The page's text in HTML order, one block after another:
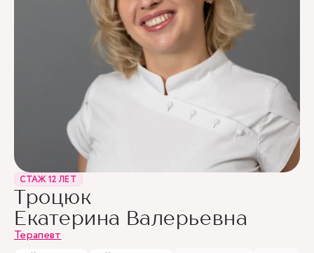
СТАЖ 12 ЛЕТ
Троцюк
Екатерина Валерьевна
Терапевт